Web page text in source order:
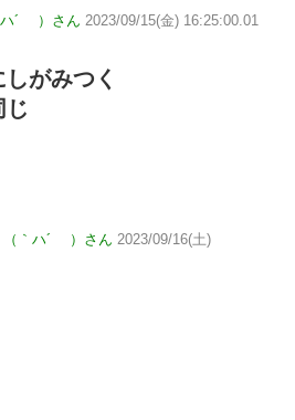
ハ´ ）さん 2023/09/15(金) 16:25:00.01
がみつく
じ
（｀ハ´ ）さん 2023/09/16(土)